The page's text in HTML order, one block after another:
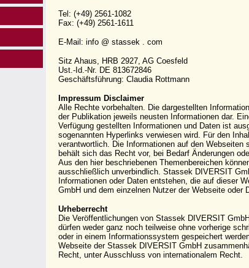
Tel: (+49) 2561-1082
Fax: (+49) 2561-1611
E-Mail: info @ stassek . com
Sitz Ahaus, HRB 2927, AG Coesfeld
Ust.-Id.-Nr. DE 813672846
Geschäftsführung: Claudia Rottmann
Impressum Disclaimer
Alle Rechte vorbehalten. Die dargestellten
der Publikation jeweils neusten Informationen dar.
Verfügung gestellten Informationen und Daten ist
sogenannten Hyperlinks verwiesen wird. Für den
verantwortlich. Die Informationen auf den
behält sich das Recht vor, bei Bedarf Änderungen
Aus den hier beschriebenen Themenbereichen
ausschließlich unverbindlich. Stassek DIVERSIT
Informationen oder Daten entstehen, die auf dieser
GmbH und dem einzelnen Nutzer der Webseite oder
Urheberrecht
Die Veröffentlichungen von Stassek DIVERSIT
dürfen weder ganz noch teilweise ohne vorherige
oder in einem Informationssystem gespeichert
Webseite der Stassek DIVERSIT GmbH
Recht, unter Ausschluss von internationalem Recht.